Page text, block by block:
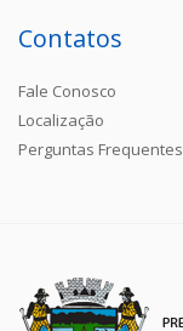
Contatos
Fale Conosco
Localização
Perguntas Frequentes